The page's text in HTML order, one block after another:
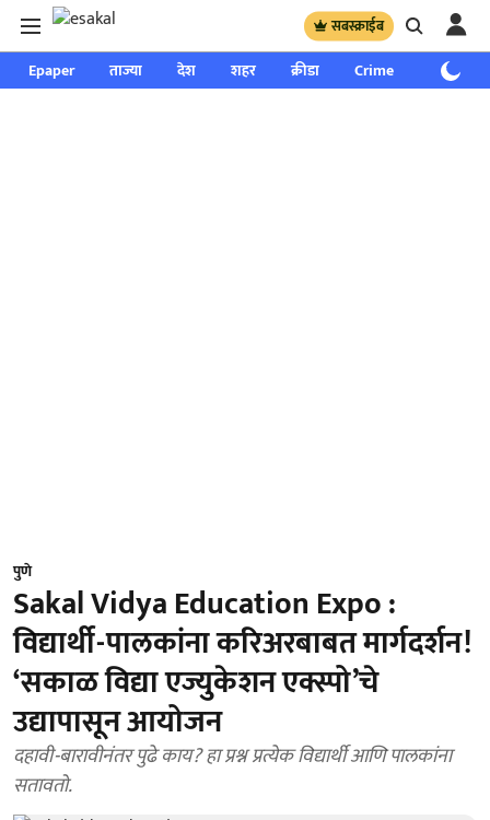
सबस्क्राईब
Epaper ताज्या देश शहर क्रीडा Crime साप्ताहिक
पुणे
Sakal Vidya Education Expo :
विद्यार्थी-पालकांना करिअरबाबत मार्गदर्शन!
‘सकाळ विद्या एज्युकेशन एक्स्पो’चे
उद्यापासून आयोजन
दहावी-बारावीनंतर पुढे काय? हा प्रश्न प्रत्येक विद्यार्थी आणि पालकांना
सतावतो.